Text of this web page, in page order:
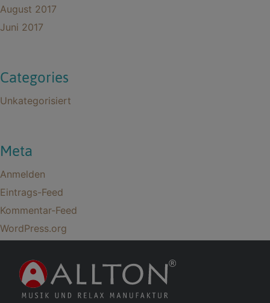
August 2017
Juni 2017
Categories
Unkategorisiert
Meta
Anmelden
Eintrags-Feed
Kommentar-Feed
WordPress.org